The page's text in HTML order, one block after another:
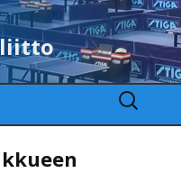
Haku: